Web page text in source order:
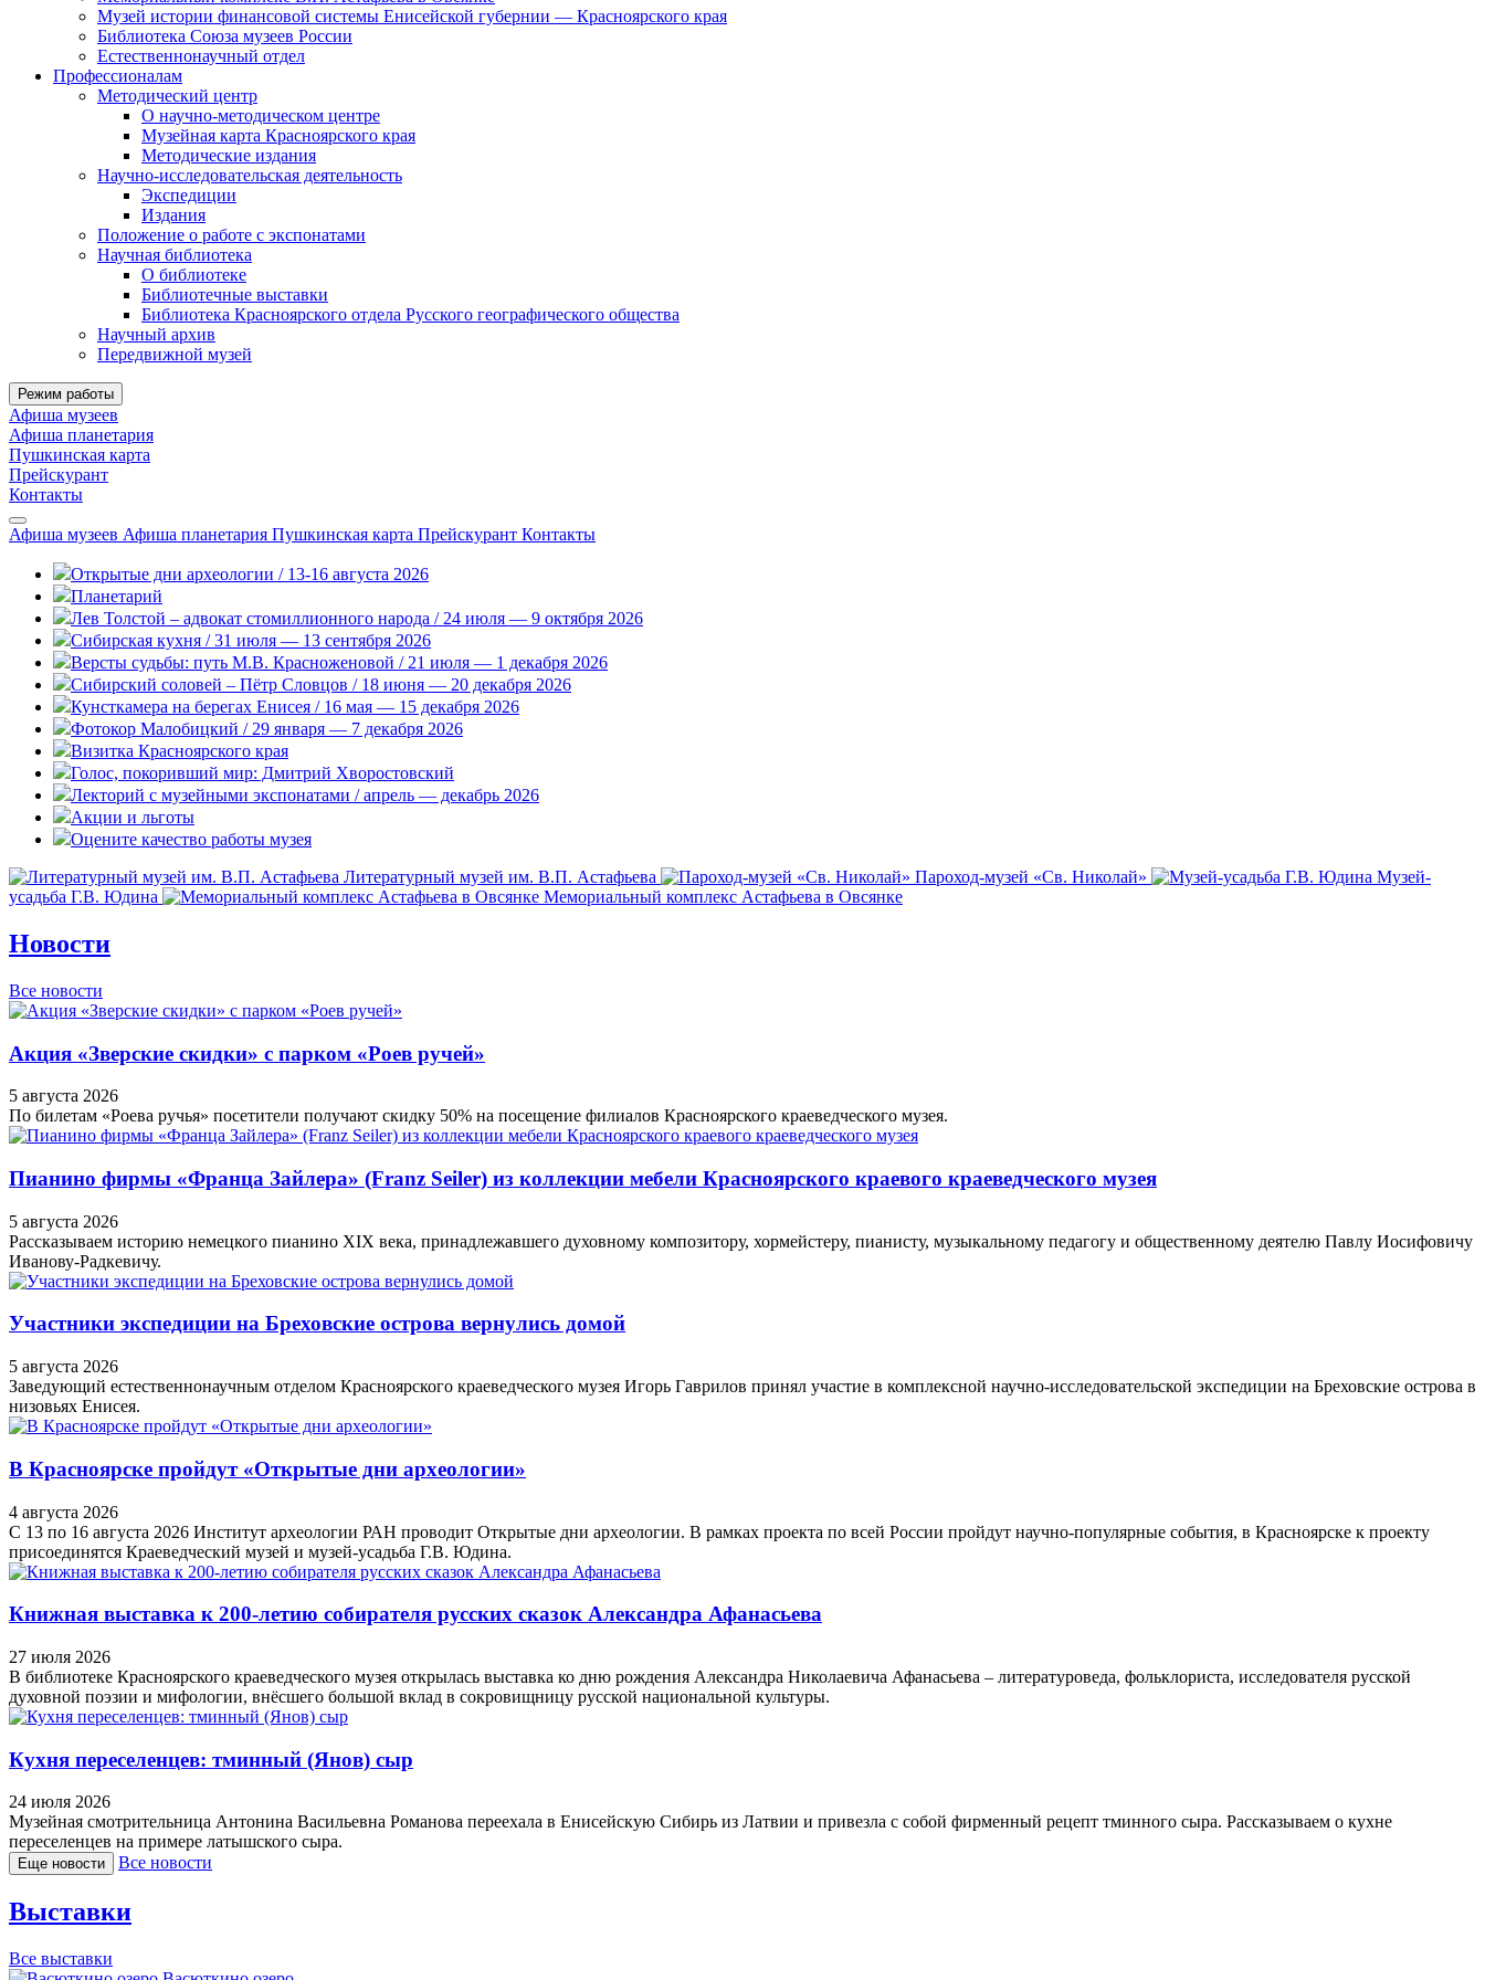
Музей истории финансовой системы Енисейской губернии — Красноярского края
Библиотека Союза музеев России
Естественнонаучный отдел
Профессионалам
Методический центр
О научно-методическом центре
Музейная карта Красноярского края
Методические издания
Научно-исследовательская деятельность
Экспедиции
Издания
Положение о работе с экспонатами
Научная библиотека
О библиотеке
Библиотечные выставки
Библиотека Красноярского отдела Русского географического общества
Научный архив
Передвижной музей
Режим работы
Афиша музеев
Афиша планетария
Пушкинская карта
Прейскурант
Контакты
Афиша музеев Афиша планетария Пушкинская карта Прейскурант Контакты
Открытые дни археологии / 13-16 августа 2026
Планетарий
Лев Толстой – адвокат стомиллионного народа / 24 июля — 9 октября 2026
Сибирская кухня / 31 июля — 13 сентября 2026
Версты судьбы: путь М.В. Красноженовой / 21 июля — 1 декабря 2026
Сибирский соловей – Пётр Словцов / 18 июня — 20 декабря 2026
Кунсткамера на берегах Енисея / 16 мая — 15 декабря 2026
Фотокор Малобицкий / 29 января — 7 декабря 2026
Визитка Красноярского края
Голос, покоривший мир: Дмитрий Хворостовский
Лекторий с музейными экспонатами / апрель — декабрь 2026
Акции и льготы
Оцените качество работы музея
Литературный музей им. В.П. Астафьева
Пароход-музей «Св. Николай»
Музей-
усадьба Г.В. Юдина
Мемориальный комплекс Астафьева в Овсянке
Новости
Все новости
Акция «Зверские скидки» с парком «Роев ручей»
5 августа 2026
По билетам «Роева ручья» посетители получают скидку 50% на посещение филиалов Красноярского краеведческого музея.
Пианино фирмы «Франца Зайлера» (Franz Seiler) из коллекции мебели Красноярского краевого краеведческого музея
5 августа 2026
Рассказываем историю немецкого пианино XIX века, принадлежавшего духовному композитору, хормейстеру, пианисту, музыкальному педагогу и общественному деятелю Павлу Иосифовичу
Иванову-Радкевичу.
Участники экспедиции на Бреховские острова вернулись домой
5 августа 2026
Заведующий естественнонаучным отделом Красноярского краеведческого музея Игорь Гаврилов принял участие в комплексной научно-исследовательской экспедиции на Бреховские острова в
низовьях Енисея.
В Красноярске пройдут «Открытые дни археологии»
4 августа 2026
С 13 по 16 августа 2026 Институт археологии РАН проводит Открытые дни археологии. В рамках проекта по всей России пройдут научно-популярные события, в Красноярске к проекту
присоединятся Краеведческий музей и музей-усадьба Г.В. Юдина.
Книжная выставка к 200-летию собирателя русских сказок Александра Афанасьева
27 июля 2026
В библиотеке Красноярского краеведческого музея открылась выставка ко дню рождения Александра Николаевича Афанасьева – литературоведа, фольклориста, исследователя русской
духовной поэзии и мифологии, внёсшего большой вклад в сокровищницу русской национальной культуры.
Кухня переселенцев: тминный (Янов) сыр
24 июля 2026
Музейная смотрительница Антонина Васильевна Романова переехала в Енисейскую Сибирь из Латвии и привезла с собой фирменный рецепт тминного сыра. Рассказываем о кухне
переселенцев на примере латышского сыра.
Еще новости Все новости
Выставки
Все выставки